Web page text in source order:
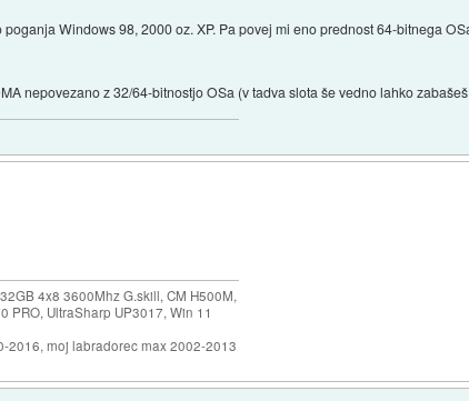
Windows 98, 2000 oz. XP. Pa povej mi eno prednost 64-bitnega
nepovezano z 32/64-bitnostjo OSa (v tadva slota še vedno lahko
4x8 3600Mhz G.skill, CM H500M,
PRO, UltraSharp UP3017, Win 11
2016, moj labradorec max 2002-2013